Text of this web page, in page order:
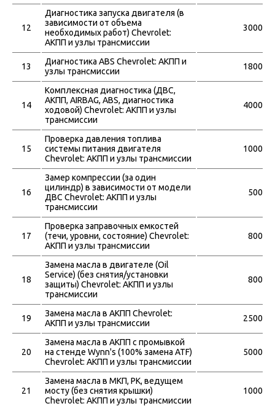
12
Диагностика запуска двигателя (в
зависимости от объема
необходимых работ) Chevrolet:
АКПП и узлы трансмиссии
3000
13
Диагностика ABS Chevrolet: АКПП и
узлы трансмиссии
1800
14
Комплексная диагностика (ДВС,
АКПП, АIRBAG, ABS, диагностика
ходовой) Chevrolet: АКПП и узлы
трансмиссии
4000
15
Проверка давления топлива
системы питания двигателя
Chevrolet: АКПП и узлы трансмиссии
1000
16
Замер компрессии (за один
цилиндр) в зависимости от модели
ДВС Chevrolet: АКПП и узлы
трансмиссии
500
17
Проверка заправочных емкостей
(течи, уровни, состояние) Chevrolet:
АКПП и узлы трансмиссии
800
18
Замена масла в двигателе (Oil
Service) (без снятия/установки
защиты) Chevrolet: АКПП и узлы
трансмиссии
800
19
Замена масла в АКПП Chevrolet:
АКПП и узлы трансмиссии
2500
20
Замена масла в АКПП с промывкой
на стенде Wynn's (100% замена ATF)
Chevrolet: АКПП и узлы трансмиссии
5000
21
Замена масла в МКП, РК, ведущем
мосту (без снятия крышки)
Chevrolet: АКПП и узлы трансмиссии
1000